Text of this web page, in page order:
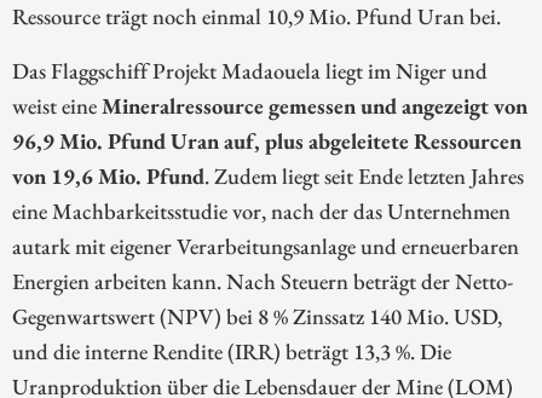
Ressource trägt noch einmal 10,9 Mio. Pfund Uran bei.
Das Flaggschiff Projekt Madaouela liegt im Niger und
weist eineMineralressource gemessen und angezeigt von
96,9 Mio. Pfund Uran auf, plus abgeleitete Ressourcen
von 19,6 Mio. Pfund. Zudem liegt seit Ende letzten Jahres
eine Machbarkeitsstudie vor, nach der das Unternehmen
autark mit eigener Verarbeitungsanlage und erneuerbaren
Energien arbeiten kann. Nach Steuern beträgt der Netto-
Gegenwartswert (NPV) bei 8 % Zinssatz 140 Mio. USD,
und die interne Rendite (IRR) beträgt 13,3 %. Die
Uranproduktion über die Lebensdauer der Mine (LOM)